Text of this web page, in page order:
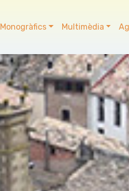
Monogràfics Multimèdia